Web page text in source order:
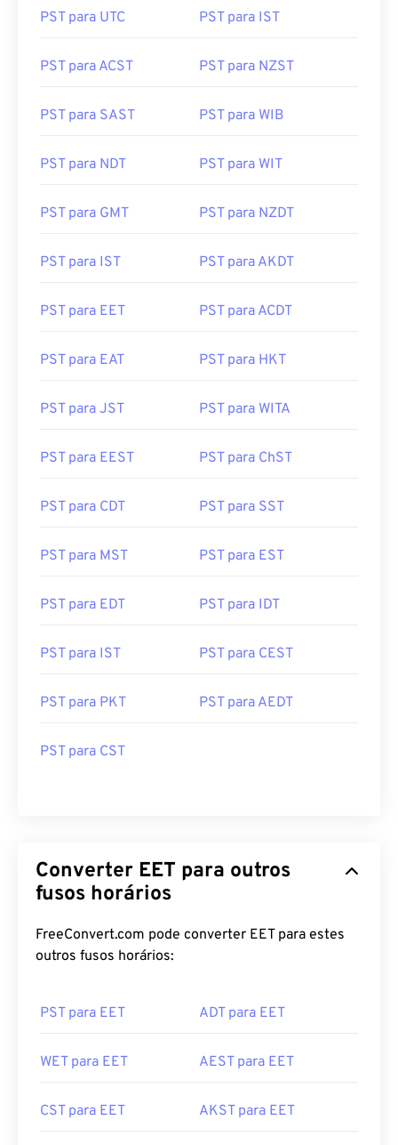
PST para UTC PST para IST
PST para ACST PST para NZST
PST para SAST PST para WIB
PST para NDT PST para WIT
PST para GMT PST para NZDT
PST para IST PST para AKDT
PST para EET PST para ACDT
PST para EAT PST para HKT
PST para JST PST para WITA
PST para EEST PST para ChST
PST para CDT PST para SST
PST para MST PST para EST
PST para EDT PST para IDT
PST para IST PST para CEST
PST para PKT PST para AEDT
PST para CST
Converter EET para outros
fusos horários
FreeConvert.com pode converter EET para estes
outros fusos horários:
PST para EET ADT para EET
WET para EET AEST para EET
CST para EET AKST para EET